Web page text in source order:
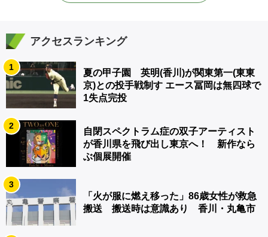
アクセスランキング
1
夏の甲子園 英明(香川)が関東第一(東東
京)との投手戦制す エース冨岡は無四球で
1失点完投
2
自閉スペクトラム症の双子アーティスト
が香川県を飛び出し東京へ！ 新作なら
ぶ個展開催
3
「火が服に燃え移った」86歳女性が救急
搬送 搬送時は意識あり 香川・丸亀市